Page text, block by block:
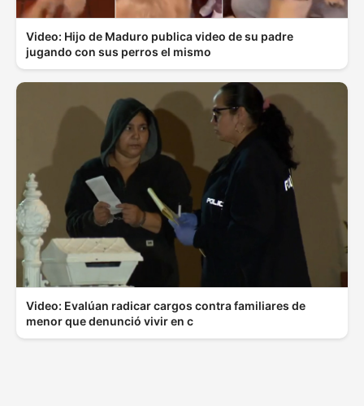
Video: Hijo de Maduro publica video de su padre
jugando con sus perros el mismo
Video: Evalúan radicar cargos contra familiares de
menor que denunció vivir en c